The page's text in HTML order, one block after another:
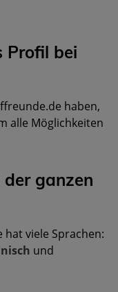
Profil bei
haben,
alle Möglichkeiten
ganzen
viele Sprachen:
und